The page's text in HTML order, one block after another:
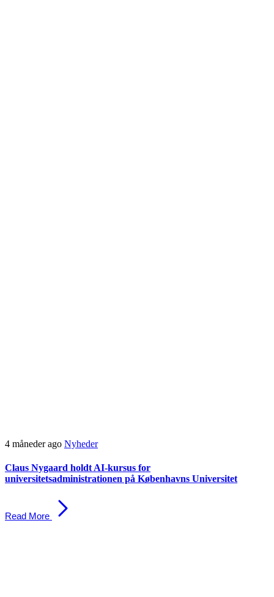
4 måneder ago Nyheder
Claus Nygaard holdt AI-kursus for
universitetsadministrationen på Københavns Universitet
Read More